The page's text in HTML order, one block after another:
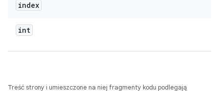
index
int
Treść strony i umieszczone na niej fragmenty kodu podlegają